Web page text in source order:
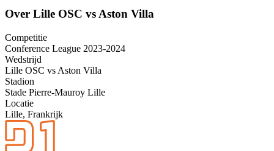
Over Lille OSC vs Aston Villa
Competitie
Conference League 2023-2024
Wedstrijd
Lille OSC vs Aston Villa
Stadion
Stade Pierre-Mauroy Lille
Locatie
Lille, Frankrijk